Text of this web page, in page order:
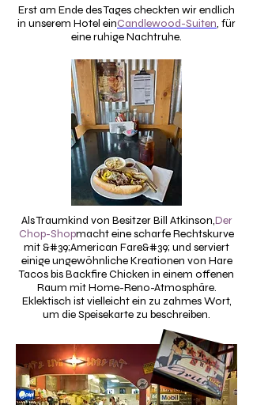
Erst am Ende des Tages checkten wir endlich
in unserem Hotel einCandlewood-Suiten, für
eine ruhige Nachtruhe.
Als Traumkind von Besitzer Bill Atkinson,Der
Chop-Shopmacht eine scharfe Rechtskurve
mit &#39;American Fare&#39; und serviert
einige ungewöhnliche Kreationen von Hare
Tacos bis Backfire Chicken in einem offenen
Raum mit Home-Reno-Atmosphäre.
Eklektisch ist vielleicht ein zu zahmes Wort,
um die Speisekarte zu beschreiben.